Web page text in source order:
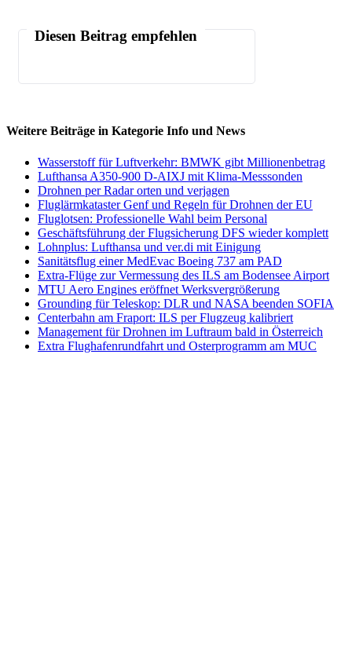
Diesen Beitrag empfehlen
Weitere Beiträge in Kategorie Info und News
Wasserstoff für Luftverkehr: BMWK gibt Millionenbetrag
Lufthansa A350-900 D-AIXJ mit Klima-Messsonden
Drohnen per Radar orten und verjagen
Fluglärmkataster Genf und Regeln für Drohnen der EU
Fluglotsen: Professionelle Wahl beim Personal
Geschäftsführung der Flugsicherung DFS wieder komplett
Lohnplus: Lufthansa und ver.di mit Einigung
Sanitätsflug einer MedEvac Boeing 737 am PAD
Extra-Flüge zur Vermessung des ILS am Bodensee Airport
MTU Aero Engines eröffnet Werksvergrößerung
Grounding für Teleskop: DLR und NASA beenden SOFIA
Centerbahn am Fraport: ILS per Flugzeug kalibriert
Management für Drohnen im Luftraum bald in Österreich
Extra Flughafenrundfahrt und Osterprogramm am MUC